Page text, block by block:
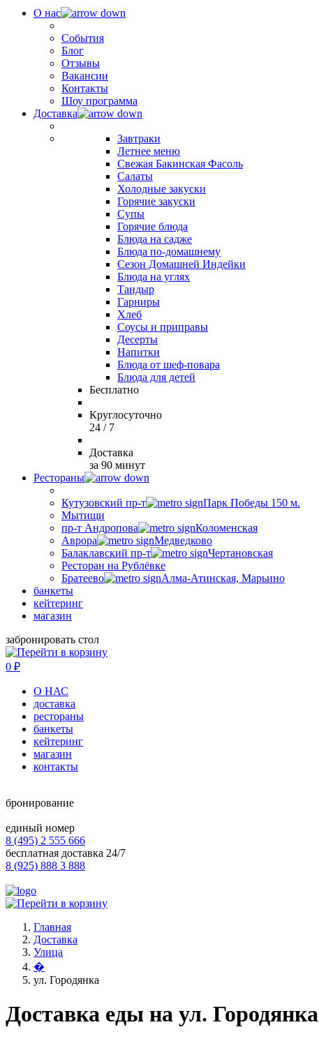
О нас
События
Блог
Отзывы
Вакансии
Контакты
Шоу программа
Доставка
Завтраки
Летнее меню
Свежая Бакинская Фасоль
Салаты
Холодные закуски
Горячие закуски
Супы
Горячие блюда
Блюда на садже
Блюда по-домашнему
Сезон Домашней Индейки
Блюда на углях
Тандыр
Гарниры
Хлеб
Соусы и приправы
Десерты
Напитки
Блюда от шеф-повара
Блюда для детей
Бесплатно
Круглосуточно
24 / 7
Доставка
за 90 минут
Рестораны
Кутузовский пр-т
Парк Победы 150 м.
Мытищи
пр-т Андропова
Коломенская
Аврора
Медведково
Балаклавский пр-т
Чертановская
Ресторан на Рублёвке
Братеево
Алма-Атинская, Марьино
банкеты
кейтеринг
магазин
забронировать стол
0 ₽
О НАС
доставка
рестораны
банкеты
кейтеринг
магазин
контакты
бронирование
единый номер
8 (495) 2 555 666
бесплатная доставка 24/7
8 (925) 888 3 888
Главная
Доставка
Улица
�
ул. Городянка
Доставка еды на ул. Городянка